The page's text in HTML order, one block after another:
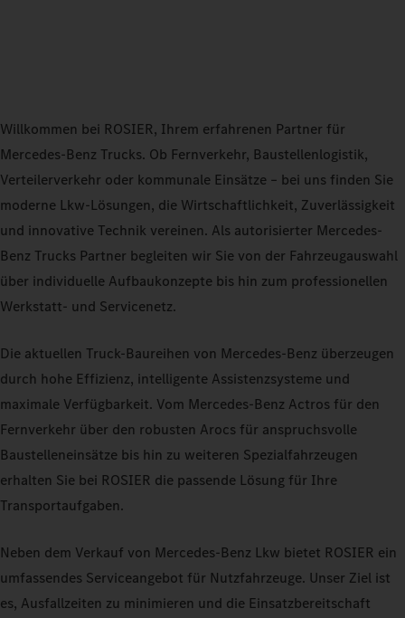
Willkommen bei ROSIER, Ihrem erfahrenen Partner für
Mercedes-Benz Trucks. Ob Fernverkehr, Baustellenlogistik,
Verteilerverkehr oder kommunale Einsätze – bei uns finden Sie
moderne Lkw-Lösungen, die Wirtschaftlichkeit, Zuverlässigkeit
und innovative Technik vereinen. Als autorisierter Mercedes-
Benz Trucks Partner begleiten wir Sie von der Fahrzeugauswahl
über individuelle Aufbaukonzepte bis hin zum professionellen
Werkstatt- und Servicenetz.
Die aktuellen Truck-Baureihen von Mercedes-Benz überzeugen
durch hohe Effizienz, intelligente Assistenzsysteme und
maximale Verfügbarkeit. Vom Mercedes-Benz Actros für den
Fernverkehr über den robusten Arocs für anspruchsvolle
Baustelleneinsätze bis hin zu weiteren Spezialfahrzeugen
erhalten Sie bei ROSIER die passende Lösung für Ihre
Transportaufgaben.
Neben dem Verkauf von Mercedes-Benz Lkw bietet ROSIER ein
umfassendes Serviceangebot für Nutzfahrzeuge. Unser Ziel ist
es, Ausfallzeiten zu minimieren und die Einsatzbereitschaft